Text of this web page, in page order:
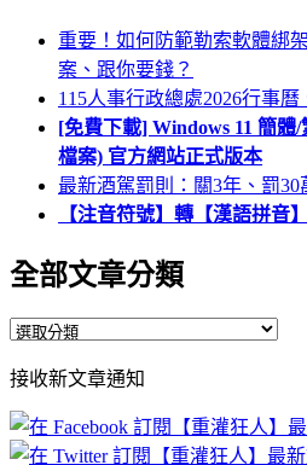
重要！如何防範勒索軟體綁
案、跟你要錢？
115人事行政總處2026行事曆
[免費下載] Windows 11 簡體
檔案) 官方網站正式版本
最新酒駕罰則：關3年、罰30
【注音符號】轉【漢語拼音
全部文章分類
全
文
章
分
接收新文章通知